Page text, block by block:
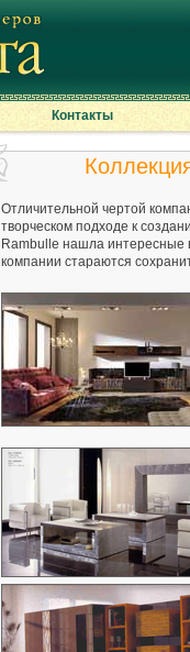
Контакты
Отличительной чертой
творческом подходе к
Rambulle нашла интересные
компании стараются